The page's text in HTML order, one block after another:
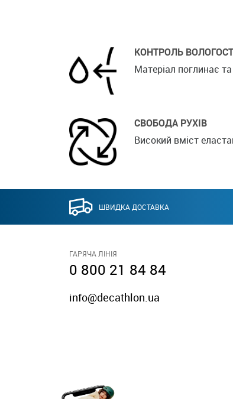
КОНТРОЛЬ
Матеріал поглинає
СВОБОДА РУХІВ
Високий вміст
ШВИДКА ДОСТАВКА
ГАРЯЧА ЛІНІЯ
0 800 21 84 84
info@decathlon.ua